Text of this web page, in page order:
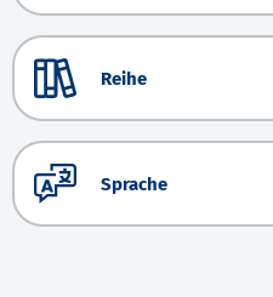
Reihe
Sprache